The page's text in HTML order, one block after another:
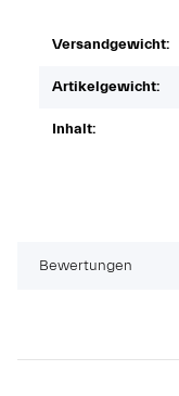
Versandgewicht:
Artikelgewicht:
Inhalt:
Bewertungen